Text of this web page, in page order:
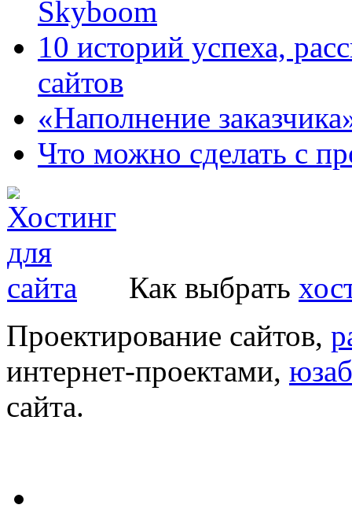
Skyboom
10 историй успеха,
сайтов
«Наполнение
Что можно сделать с
Как выбрать
Проектирование сайтов,
интернет-проектами,
сайта.